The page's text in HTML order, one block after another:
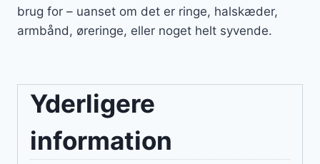
brug for – uanset om det er ringe, halskæder,
armbånd, øreringe, eller noget helt syvende.
Yderligere
information